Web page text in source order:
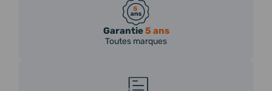
Garantie5 ans
Toutes marques